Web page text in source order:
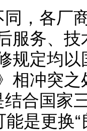
，各厂
服务、
规定均
相冲突
合国家
能是更换